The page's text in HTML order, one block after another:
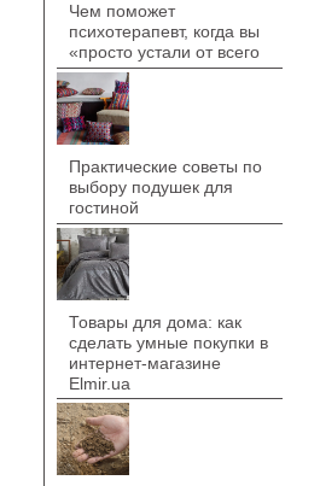
Чем поможет
психотерапевт, когда вы
«просто устали от всего
Практические советы по
выбору подушек для
гостиной
Товары для дома: как
сделать умные покупки в
интернет-магазине
Elmir.ua